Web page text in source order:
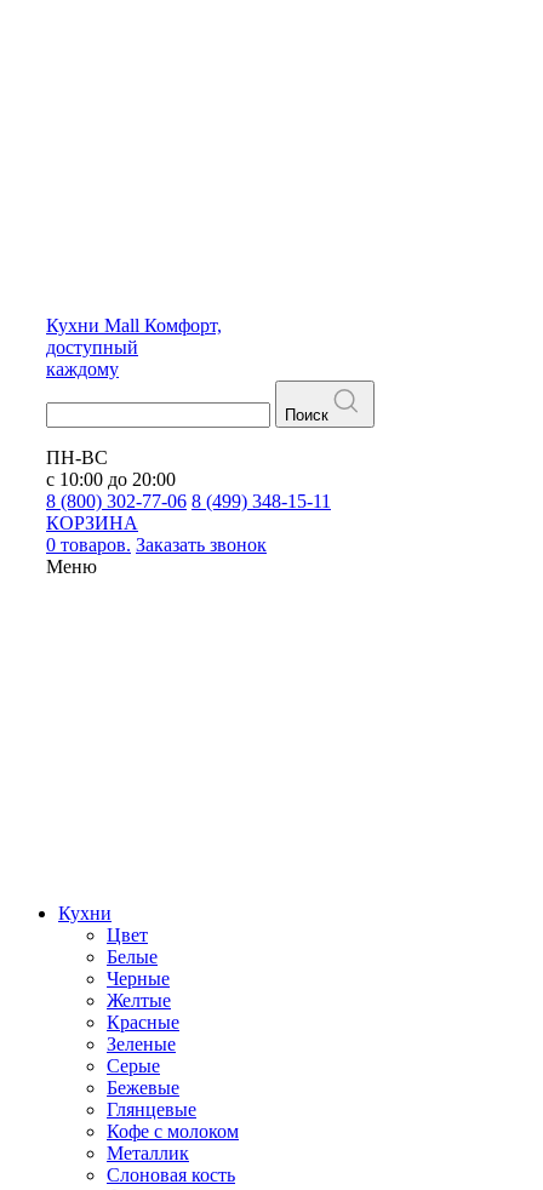
Кухни Mall Комфорт,
доступный
каждому
Поиск
ПН-ВС
с 10:00 до 20:00
8 (800) 302-77-06 8 (499) 348-15-11
КОРЗИНА
0 товаров. Заказать звонок
Меню
Кухни
Цвет
Белые
Черные
Желтые
Красные
Зеленые
Серые
Бежевые
Глянцевые
Кофе с молоком
Металлик
Слоновая кость